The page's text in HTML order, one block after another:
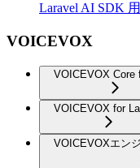
Laravel AI SDK
VOICEVOX
VOICEVOX Core
VOICEVOX for
VOICEVOXエン